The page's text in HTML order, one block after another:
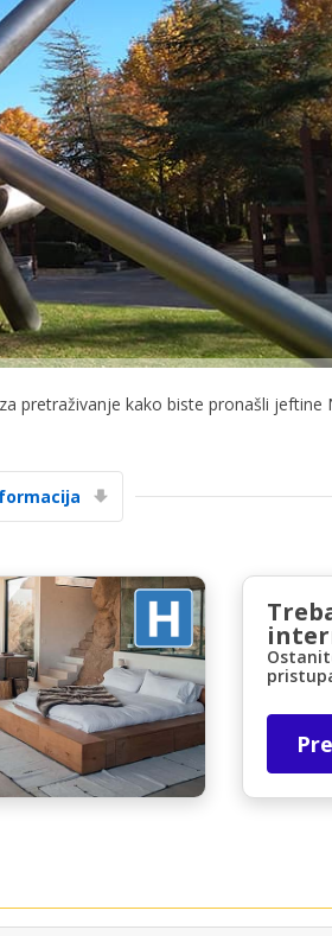
Posebni popusti
Pristupite ekskluzivnim ponudama
dobavljača
pretraživanje kako biste pronašli jeftine